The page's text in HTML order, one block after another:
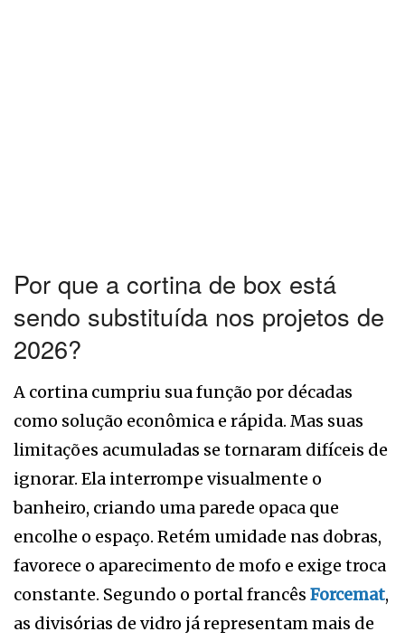
Por que a cortina de box está
sendo substituída nos projetos de
2026?
A cortina cumpriu sua função por décadas
como solução econômica e rápida. Mas suas
limitações acumuladas se tornaram difíceis de
ignorar. Ela interrompe visualmente o
banheiro, criando uma parede opaca que
encolhe o espaço. Retém umidade nas dobras,
favorece o aparecimento de mofo e exige troca
constante. Segundo o portal francês Forcemat,
as divisórias de vidro já representam mais de